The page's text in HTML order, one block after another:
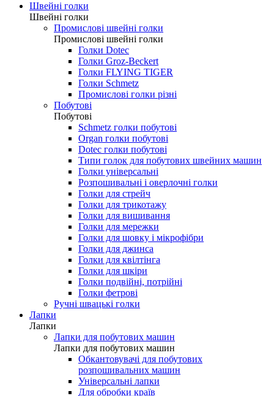
Швейні голки
Швейні голки
Промислові швейні голки
Промислові швейні голки
Голки Dotec
Голки Groz-Beckert
Голки FLYING TIGER
Голки Schmetz
Промислові голки різні
Побутові
Побутові
Schmetz голки побутові
Organ голки побутові
Dotec голки побутові
Типи голок для побутових швейних машин
Голки універсальні
Розпошивальні і оверлочні голки
Голки для стрейч
Голки для трикотажу
Голки для вишивання
Голки для мережки
Голки для шовку і мікрофібри
Голки для джинса
Голки для квілтінга
Голки для шкіри
Голки подвійні, потрійні
Голки фетрові
Ручні швацькі голки
Лапки
Лапки
Лапки для побутових машин
Лапки для побутових машин
Обкантовувачі для побутових
розпошивальних машин
Універсальні лапки
Для обробки країв